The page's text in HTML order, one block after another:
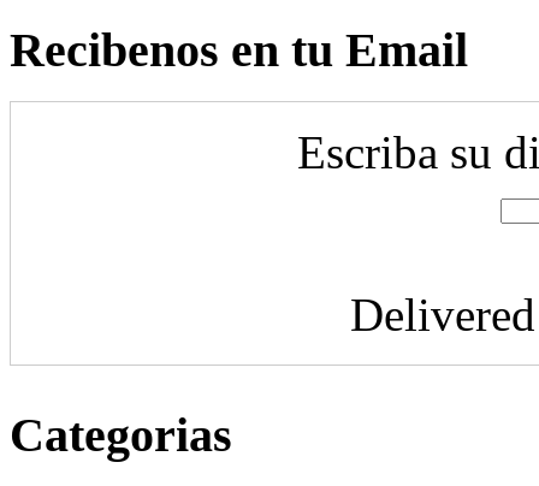
Recibenos en tu Email
Escriba su
Categorias